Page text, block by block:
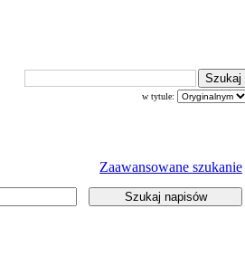
w tytule:
Zaawansowane szukanie